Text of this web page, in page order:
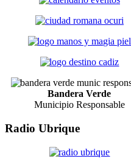
Bandera Verde
Municipio Responsable
Radio Ubrique